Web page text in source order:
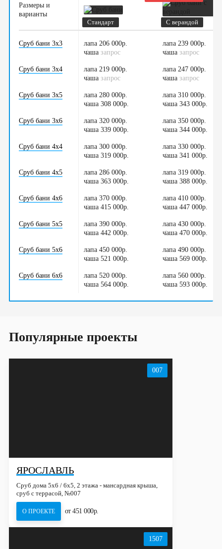
Размеры и
варианты
Стандарт
С верандой
Сруб бани 3х3
лапа 206 000р.
/
чаша запрос
лапа 239 000р.
/
чаша запрос
Сруб бани 3х4
лапа 219 000р.
/
чаша запрос
лапа 247 000р.
/
чаша запрос
Сруб бани 3х5
лапа 280 000р.
/
чаша 308 000р.
лапа 310 000р.
/
чаша 343 000р.
Сруб бани 3х6
лапа 320 000р.
/
чаша 339 000р.
лапа 350 000р.
/
чаша 344 000р.
Сруб бани 4х4
лапа 300 000р.
/
чаша 319 000р.
лапа 330 000р.
/
чаша 341 000р.
Сруб бани 4х5
лапа 286 000р.
/
чаша 363 000р.
лапа 319 000р.
/
чаша 388 000р.
Сруб бани 4х6
лапа 370 000р.
/
чаша 415 000р.
лапа 410 000р.
/
чаша 447 000р.
Сруб бани 5х5
лапа 390 000р.
/
чаша 442 000р.
лапа 430 000р.
/
чаша 470 000р.
Сруб бани 5х6
лапа 450 000р.
/
чаша 521 000р.
лапа 490 000р.
/
чаша 569 000р.
Сруб бани 6х6
лапа 520 000р.
/
чаша 564 000р.
лапа 560 000р.
/
чаша 593 000р.
Популярные проекты
007
ЯРОСЛАВЛЬ
Сруб дома 5х6 / 6x5, 2 этажа - мансардная крыша,
сруб с террасой, №007
О ПРОЕКТЕ от 451 000р.
1507